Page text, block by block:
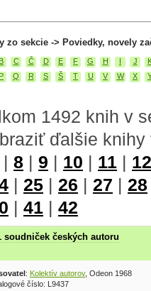
zo sekcie -> Poviedky, novely
B C Č D E F G H I J
P Q R S Š T U V W X
1492 knih v
ďalšie
| 8 | 9 | 10 | 11 | 12
| 25 | 26 | 27 | 28
| 41 | 42
soudniček českých autoru
: Kolektív autorov, Odeon 1968
číslo: L9437